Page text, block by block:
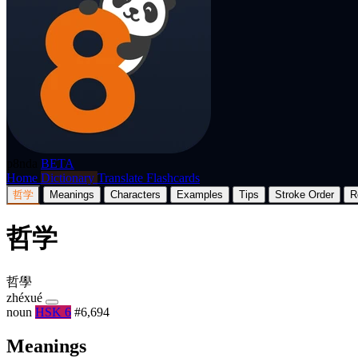
BETA
Home Dictionary Translate Flashcards
哲学 Meanings Characters Examples Tips Stroke Order
哲学
哲學
zhéxué
noun HSK 6 #6,694
Meanings